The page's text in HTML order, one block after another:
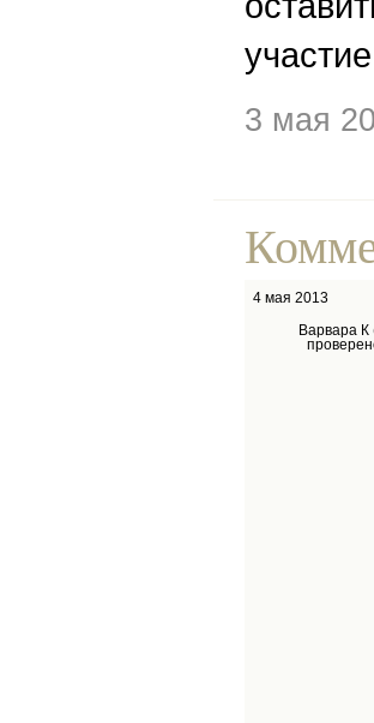
3 мая
4 мая 2013
Варвара К